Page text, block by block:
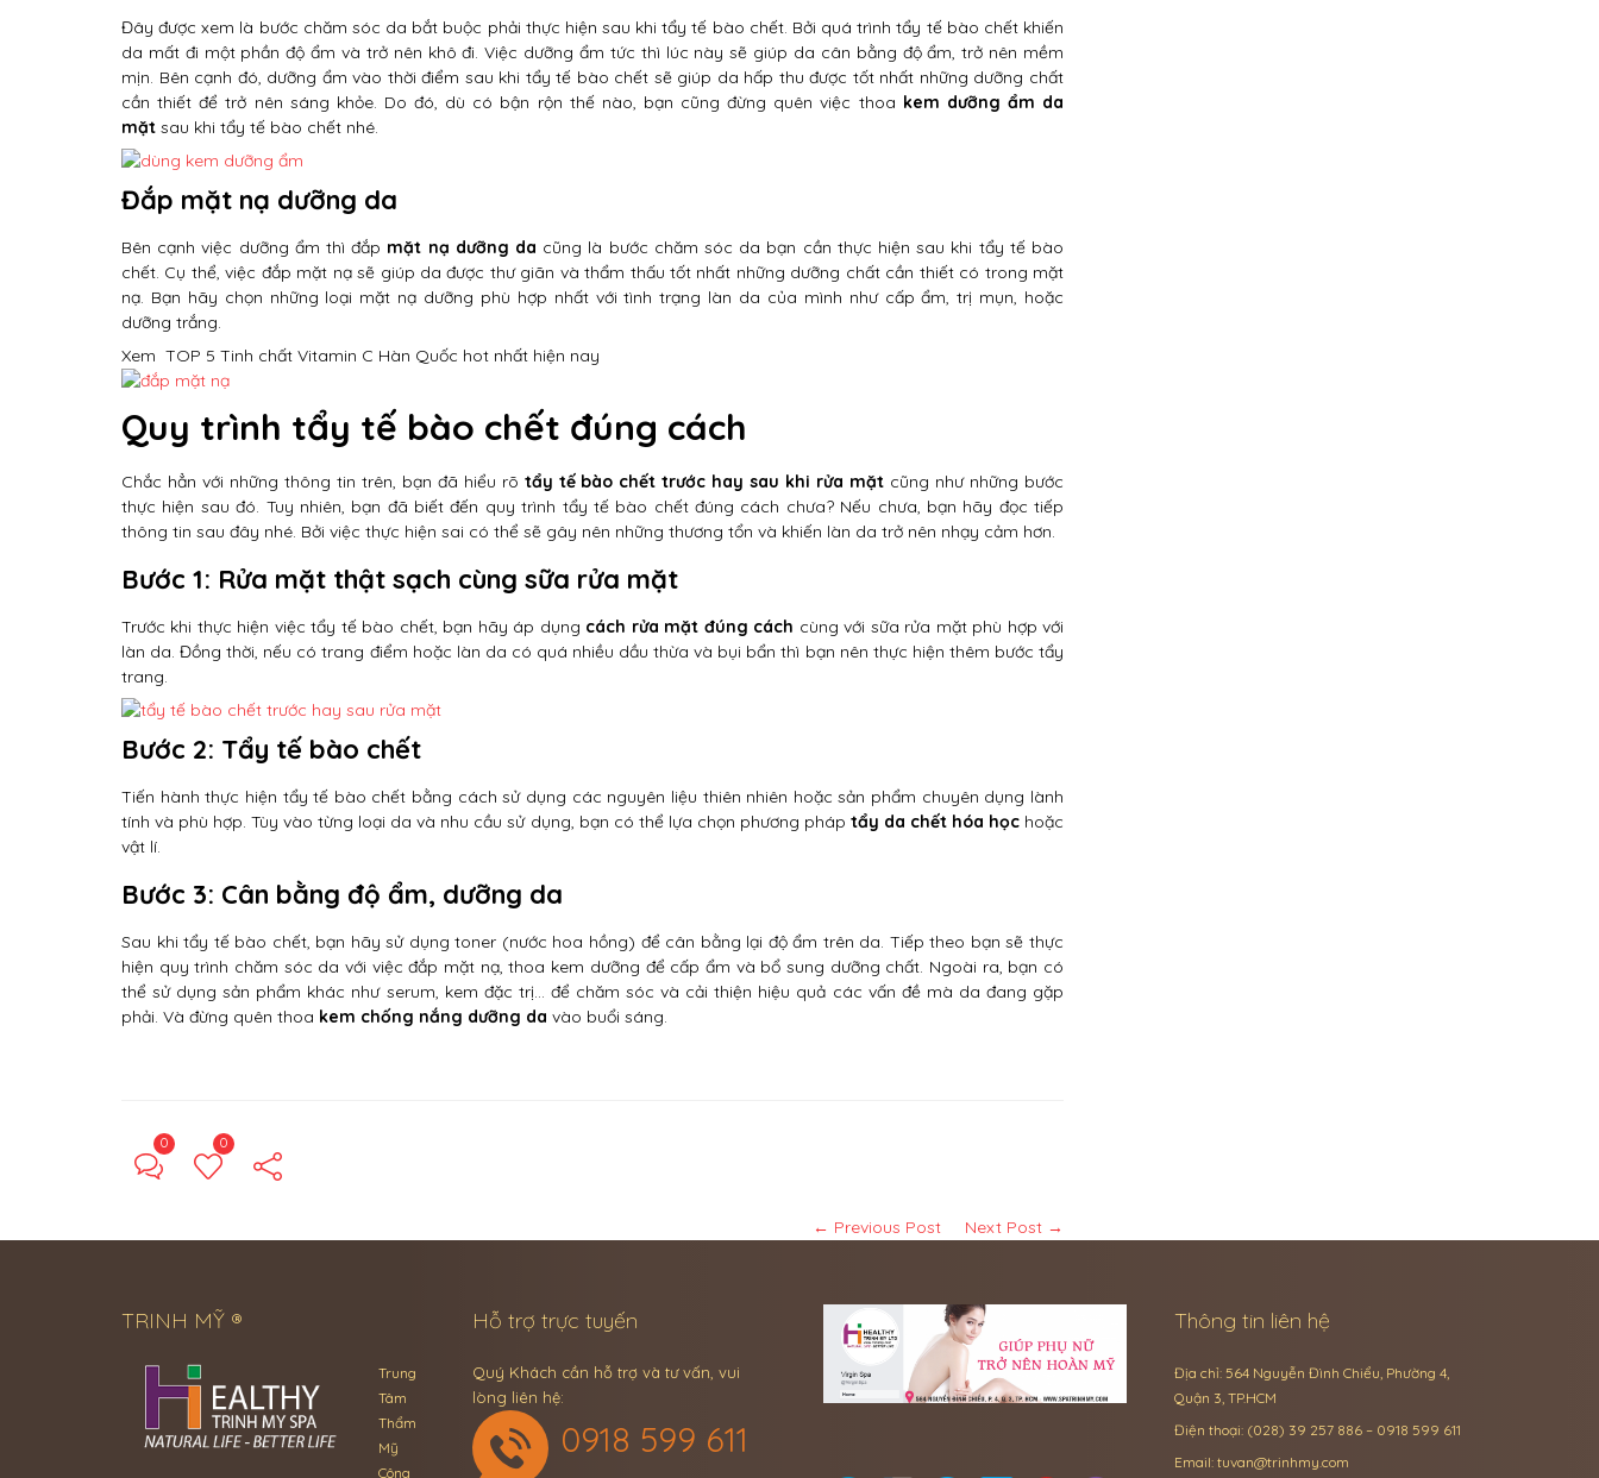
Đây được xem là bước chăm sóc da bắt buộc phải thực hiện sau khi tẩy tế bào chết. Bởi quá trình tẩy tế bào chết khiến
da mất đi một phần độ ẩm và trở nên khô đi. Việc dưỡng ẩm tức thì lúc này sẽ giúp da cân bằng độ ẩm, trở nên mềm
mịn. Bên cạnh đó, dưỡng ẩm vào thời điểm sau khi tẩy tế bào chết sẽ giúp da hấp thu được tốt nhất những dưỡng chất
cần thiết để trở nên sáng khỏe. Do đó, dù có bận rộn thế nào, bạn cũng đừng quên việc thoa kem dưỡng ẩm da
mặt sau khi tẩy tế bào chết nhé.
Đắp mặt nạ dưỡng da
Bên cạnh việc dưỡng ẩm thì đắp mặt nạ dưỡng da cũng là bước chăm sóc da bạn cần thực hiện sau khi tẩy tế bào
chết. Cụ thể, việc đắp mặt nạ sẽ giúp da được thư giãn và thẩm thấu tốt nhất những dưỡng chất cần thiết có trong mặt
nạ. Bạn hãy chọn những loại mặt nạ dưỡng phù hợp nhất với tình trạng làn da của mình như cấp ẩm, trị mụn, hoặc
dưỡng trắng.
Xem TOP 5 Tinh chất Vitamin C Hàn Quốc hot nhất hiện nay
Quy trình tẩy tế bào chết đúng cách
Chắc hẳn với những thông tin trên, bạn đã hiểu rõ tẩy tế bào chết trước hay sau khi rửa mặt cũng như những bước
thực hiện sau đó. Tuy nhiên, bạn đã biết đến quy trình tẩy tế bào chết đúng cách chưa? Nếu chưa, bạn hãy đọc tiếp
thông tin sau đây nhé. Bởi việc thực hiện sai có thể sẽ gây nên những thương tổn và khiến làn da trở nên nhạy cảm hơn.
Bước 1: Rửa mặt thật sạch cùng sữa rửa mặt
Trước khi thực hiện việc tẩy tế bào chết, bạn hãy áp dụng cách rửa mặt đúng cách cùng với sữa rửa mặt phù hợp với
làn da. Đồng thời, nếu có trang điểm hoặc làn da có quá nhiều dầu thừa và bụi bẩn thì bạn nên thực hiện thêm bước tẩy
trang.
Bước 2: Tẩy tế bào chết
Tiến hành thực hiện tẩy tế bào chết bằng cách sử dụng các nguyên liệu thiên nhiên hoặc sản phẩm chuyên dụng lành
tính và phù hợp. Tùy vào từng loại da và nhu cầu sử dụng, bạn có thể lựa chọn phương pháp tẩy da chết hóa họchoặc
vật lí.
Bước 3: Cân bằng độ ẩm, dưỡng da
Sau khi tẩy tế bào chết, bạn hãy sử dụng toner (nước hoa hồng) để cân bằng lại độ ẩm trên da. Tiếp theo bạn sẽ thực
hiện quy trình chăm sóc da với việc đắp mặt nạ, thoa kem dưỡng để cấp ẩm và bổ sung dưỡng chất. Ngoài ra, bạn có
thể sử dụng sản phẩm khác như serum, kem đặc trị… để chăm sóc và cải thiện hiệu quả các vấn đề mà da đang gặp
phải. Và đừng quên thoa kem chống nắng dưỡng da vào buổi sáng.
0 0
← Previous Post Next Post →
TRINH MỸ ®
Trung
Tâm
Thẩm
Mỹ
Công
Hỗ trợ trực tuyến
Quý Khách cần hỗ trợ và tư vấn, vui
lòng liên hệ:
0918 599 611
Thông tin liên hệ
Địa chỉ: 564 Nguyễn Đình Chiểu, Phường 4,
Quận 3, TP.HCM
Điện thoại: (028) 39 257 886 – 0918 599 611
Email: tuvan@trinhmy.com